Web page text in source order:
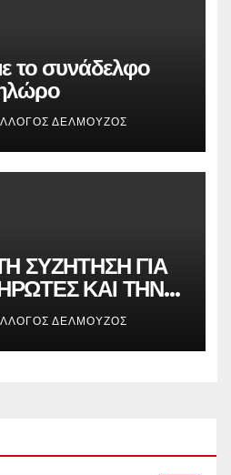
το συνάδελφο
ΔΕΛΜΟΎΖΟΣ
ΣΥΖΗΤΗΣΗ ΓΙΑ
ΚΑΙ ΤΗΝ
ΕΛΛΑΔΑΣ
ΔΙΚΑΣΤΗΡΙΟ
ΔΕΛΜΟΎΖΟΣ